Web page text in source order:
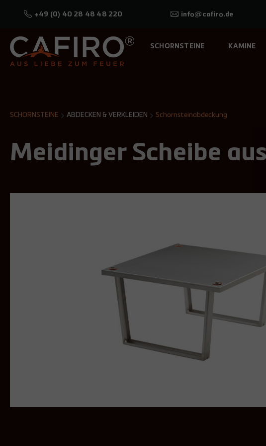
+49 (0) 40 28 48 48 220 info@cafiro.de
SCHORNSTEINE KAMINE
SCHORNSTEINE ABDECKEN & VERKLEIDEN Schornsteinabdeckung
Meidinger Scheibe